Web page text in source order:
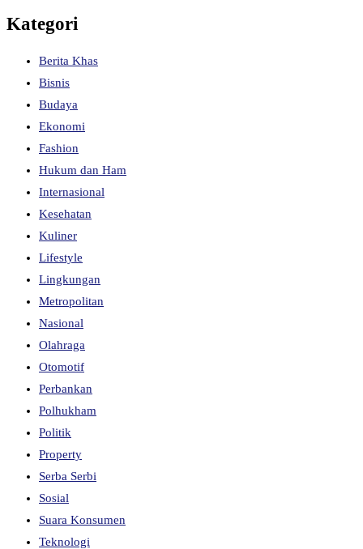
Kategori
Berita Khas
Bisnis
Budaya
Ekonomi
Fashion
Hukum dan Ham
Internasional
Kesehatan
Kuliner
Lifestyle
Lingkungan
Metropolitan
Nasional
Olahraga
Otomotif
Perbankan
Polhukham
Politik
Property
Serba Serbi
Sosial
Suara Konsumen
Teknologi